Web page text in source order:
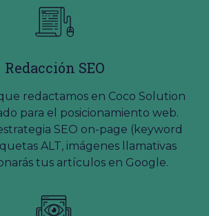
Redacción SEO
redactamos en Coco Solution
para el posicionamiento web.
SEO on-page (keyword
ALT, imágenes llamativas
tus artículos en Google.